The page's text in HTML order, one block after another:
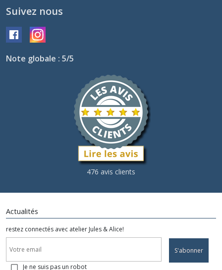
Suivez nous
Note globale : 5/5
476 avis clients
Actualités
restez connectés avec atelier Jules & Alice!
S'abonner
Je ne suis pas un robot